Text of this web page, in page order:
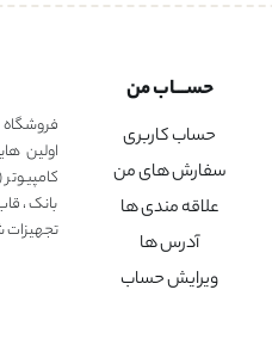
حســـاب من
حساب کاربری
سفارش های من
علاقه مندی ها
آدرس ها
ویرایش حساب
فروشگاه
اولین
بانک ،
تجهیزات